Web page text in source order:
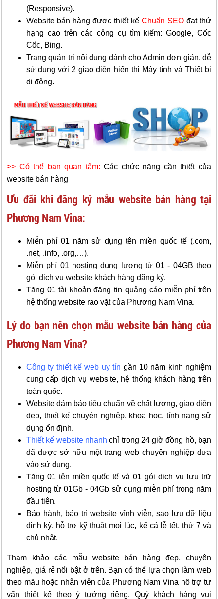
(Responsive).
Website bán hàng được thiết kế Chuẩn SEO đạt thứ
hạng cao trên các công cụ tìm kiếm: Google, Cốc
Cốc, Bing.
Trang quản trị nội dung dành cho Admin đơn giản, dễ
sử dụng với 2 giao diện hiển thị Máy tính và Thiết bị
di động.
>> Có thể bạn quan tâm: Các chức năng cần thiết của
website bán hàng
Ưu đãi khi đăng ký mẫu website bán hàng tại
Phương Nam Vina:
Miễn phí 01 năm sử dụng tên miền quốc tế (.com,
.net, .info, .org,…).
Miễn phí 01 hosting dung lượng từ 01 - 04GB theo
gói dịch vụ website khách hàng đăng ký.
Tặng 01 tài khoản đăng tin quảng cáo miễn phí trên
hệ thống website rao vặt của Phương Nam Vina.
Lý do bạn nên chọn mẫu website bán hàng của
Phương Nam Vina?
Công ty thiết kế web uy tín gần 10 năm kinh nghiệm
cung cấp dịch vụ website, hệ thống khách hàng trên
toàn quốc.
Website đảm bảo tiêu chuẩn về chất lượng, giao diện
đẹp, thiết kế chuyên nghiệp, khoa học, tính năng sử
dụng ổn định.
Thiết kế website nhanh chỉ trong 24 giờ đồng hồ, bạn
đã được sở hữu một trang web chuyên nghiệp đưa
vào sử dụng.
Tặng 01 tên miền quốc tế và 01 gói dịch vụ lưu trữ
hosting từ 01Gb - 04Gb sử dụng miễn phí trong năm
đầu tiên.
Bảo hành, bảo trì website vĩnh viễn, sao lưu dữ liệu
định kỳ, hỗ trợ kỹ thuật mọi lúc, kể cả lễ tết, thứ 7 và
chủ nhật.
Tham khảo các mẫu website bán hàng đẹp, chuyên
nghiệp, giá rẻ nổi bật ở trên. Bạn có thể lựa chọn làm web
theo mẫu hoặc nhân viên của Phương Nam Vina hỗ trợ tư
vấn thiết kế theo ý tưởng riêng. Quý khách hàng vui